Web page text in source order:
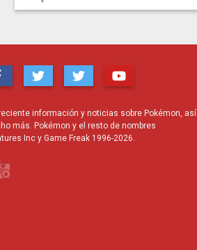
información y noticias sobre Pokémon, así
más. Pokémon y el resto de nombres
Inc y Game Freak 1996-2026.